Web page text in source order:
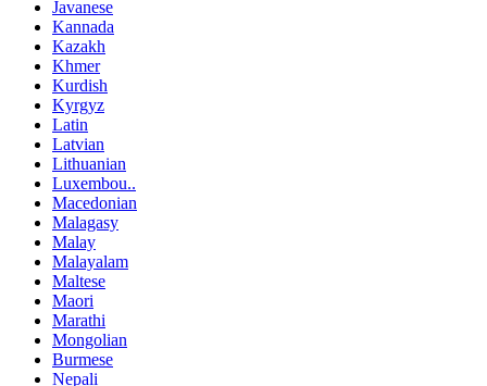
Javanese
Kannada
Kazakh
Khmer
Kurdish
Kyrgyz
Latin
Latvian
Lithuanian
Luxembou..
Macedonian
Malagasy
Malay
Malayalam
Maltese
Maori
Marathi
Mongolian
Burmese
Nepali